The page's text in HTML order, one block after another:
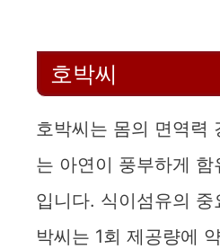
호박씨
호박씨는 몸의 면역력
는 아연이 풍부하게 함
입니다. 식이섬유의
박씨는 1회 제공량에